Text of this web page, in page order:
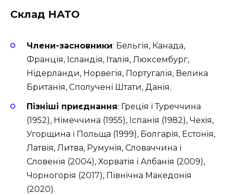
Склад НАТО
Члени-засновники: Бельгія, Канада,
Франція, Ісландія, Італія, Люксембург,
Нідерланди, Норвегія, Португалія, Велика
Британія, Сполучені Штати, Данія.
Пізніші приєднання: Греція і Туреччина
(1952), Німеччина (1955), Іспанія (1982), Чехія,
Угорщина і Польща (1999), Болгарія, Естонія,
Латвія, Литва, Румунія, Словаччина і
Словенія (2004), Хорватія і Албанія (2009),
Чорногорія (2017), Північна Македонія
(2020).